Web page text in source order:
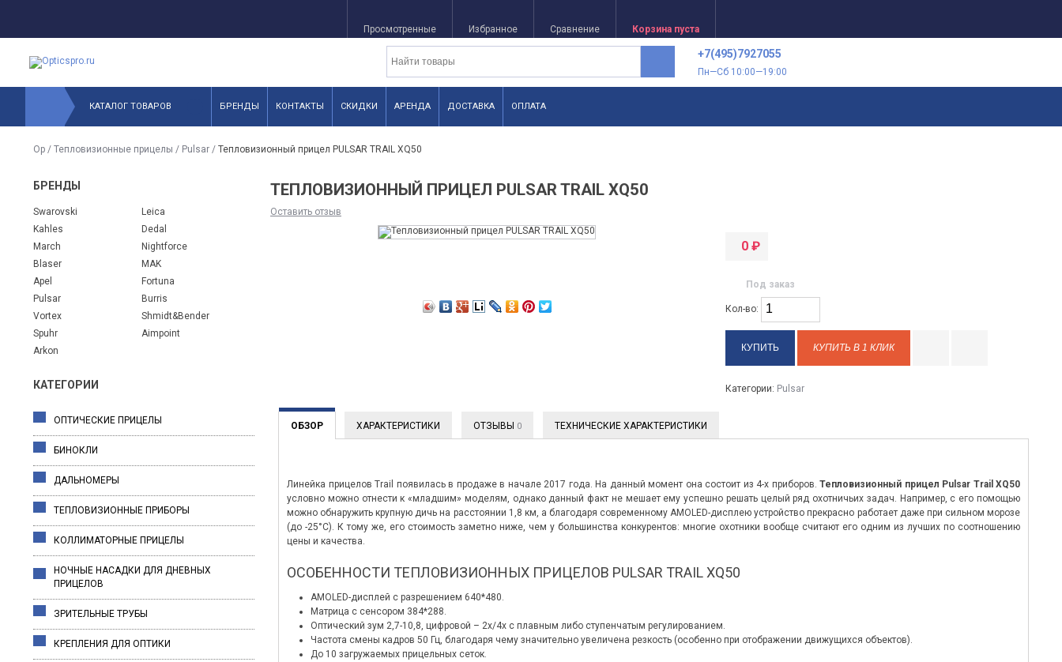
Просмотренные Избранное Сравнение Корзина пуста
+7(495)7927055
Пн—Сб 10:00—19:00
КАТАЛОГ ТОВАРОВ БРЕНДЫ КОНТАКТЫ СКИДКИ АРЕНДА ДОСТАВКА ОПЛАТА
Op / Тепловизионные прицелы / Pulsar / Тепловизионный прицел PULSAR TRAIL XQ50
БРЕНДЫ
Swarovski
Leica
Kahles
Dedal
March
Nightforce
Blaser
MAK
Apel
Fortuna
Pulsar
Burris
Vortex
Shmidt&Bender
Spuhr
Aimpoint
Arkon
КАТЕГОРИИ
ОПТИЧЕСКИЕ ПРИЦЕЛЫ
БИНОКЛИ
ДАЛЬНОМЕРЫ
ТЕПЛОВИЗИОННЫЕ ПРИБОРЫ
КОЛЛИМАТОРНЫЕ ПРИЦЕЛЫ
НОЧНЫЕ НАСАДКИ ДЛЯ ДНЕВНЫХ
ПРИЦЕЛОВ
ЗРИТЕЛЬНЫЕ ТРУБЫ
КРЕПЛЕНИЯ ДЛЯ ОПТИКИ
ТЕПЛОВИЗИОННЫЙ ПРИЦЕЛ PULSAR TRAIL XQ50
Оставить отзыв
0 ₽
Под заказ
Кол-во:
КУПИТЬ В 1 КЛИК
Категории: Pulsar
ОБЗОР ХАРАКТЕРИСТИКИ ОТЗЫВЫ 0 ТЕХНИЧЕСКИЕ ХАРАКТЕРИСТИКИ
Линейка прицелов Trail появилась в продаже в начале 2017 года. На данный момент она состоит из 4-х приборов. Тепловизионный прицел Pulsar Trail XQ50
условно можно отнести к «младшим» моделям, однако данный факт не мешает ему успешно решать целый ряд охотничьих задач. Например, с его помощью
можно обнаружить крупную дичь на расстоянии 1,8 км, а благодаря современному AMOLED-дисплею устройство прекрасно работает даже при сильном морозе
(до -25°C). К тому же, его стоимость заметно ниже, чем у большинства конкурентов: многие охотники вообще считают его одним из лучших по соотношению
цены и качества.
ОСОБЕННОСТИ ТЕПЛОВИЗИОННЫХ ПРИЦЕЛОВ PULSAR TRAIL XQ50
AMOLED-дисплей с разрешением 640*480.
Матрица с сенсором 384*288.
Оптический зум 2,7-10,8, цифровой – 2х/4х с плавным либо ступенчатым регулированием.
Частота смены кадров 50 Гц, благодаря чему значительно увеличена резкость (особенно при отображении движущихся объектов).
До 10 загружаемых прицельных сеток.